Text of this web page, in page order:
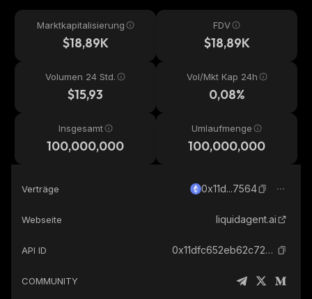
Marktkapitalisierung
$18,89K
FDV
$18,89K
Volumen 24 Std.
$15,93
Vol/Mkt Kap 24h
0,08%
Insgesamt
100,000,000
Umlaufmenge
100,000,000
Verträge 0x11d...7564
Webseite liquidagent.ai
API ID 0x11dfc652eb62c723ad8c2ae731fcede58ab07564_ethereum
COMMUNITY